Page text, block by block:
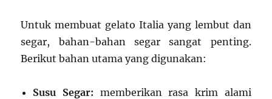
Untuk membuat gelato Italia yang lembut dan
segar, bahan-bahan segar sangat penting.
Berikut bahan utama yang digunakan:
Susu Segar: memberikan rasa krim alami